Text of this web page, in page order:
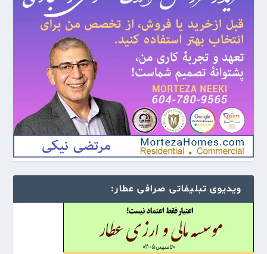
ویدیوی تبلیفاتی صرافی عطار: